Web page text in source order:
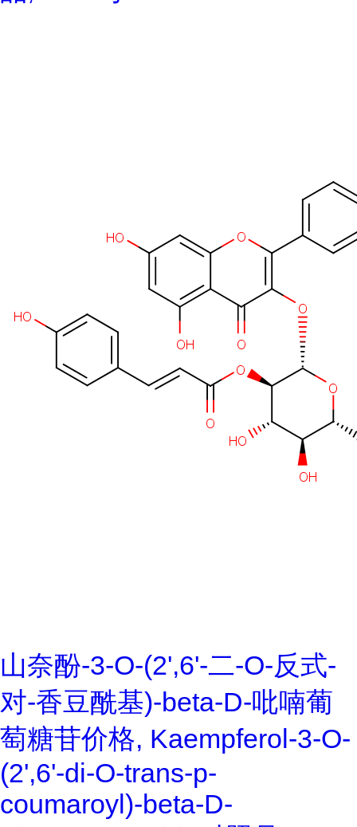
山奈酚-3-O-(2',6'-二-O-反式-
对-香豆酰基)-beta-D-吡喃葡
萄糖苷价格, Kaempferol-3-O-
(2',6'-di-O-trans-p-
coumaroyl)-beta-D-